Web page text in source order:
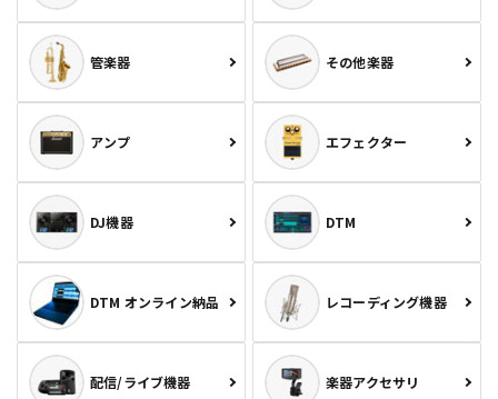
管楽器 その他楽器
アンプ エフェクター
DJ機器 DTM
DTM オンライン納品 レコーディング機器
配信/ライブ機器 楽器アクセサリ